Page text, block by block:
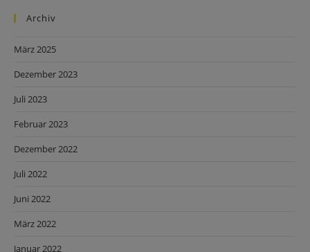
Archiv
März 2025
Dezember 2023
Juli 2023
Februar 2023
Dezember 2022
Juli 2022
Juni 2022
März 2022
Januar 2022